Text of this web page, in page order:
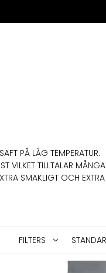
PÅ LÅG TEMPERATUR.
VILKET TILLTALAR MÅNGA
SMAKLIGT OCH EXTRA
FILTERS